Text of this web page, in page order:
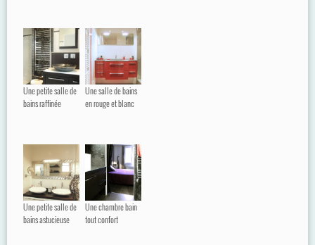
Une petite salle de
bains raffinée
Une salle de bains
en rouge et blanc
Une petite salle de
bains astucieuse
Une chambre bain
tout confort